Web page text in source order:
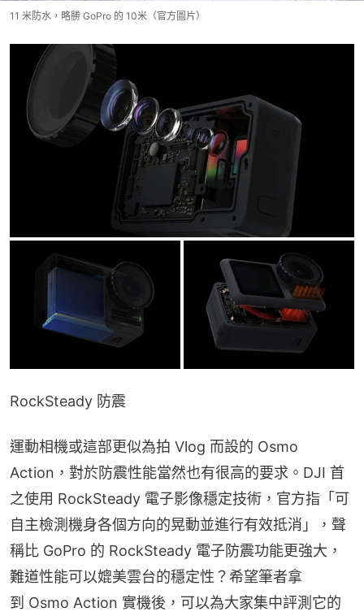
11 米防水，略勝 GoPro 的 10米（官方圖片）
RockSteady 防震
運動相機或這部更似為拍 Vlog 而設的 Osmo
Action，對於防震性能當然也有很高的要求。DJI 首
之使用 RockSteady 電子影像穩定技術，官方指「可
自主檢測機身各個方向的晃動並進行有效抵消」，聲
稱比 GoPro 的 RockSteady 電子防震功能更強大，
難道性能可以媲美雲台的穩定性？希望筆者拿
到 Osmo Action 實機後，可以為大家集中評測它的